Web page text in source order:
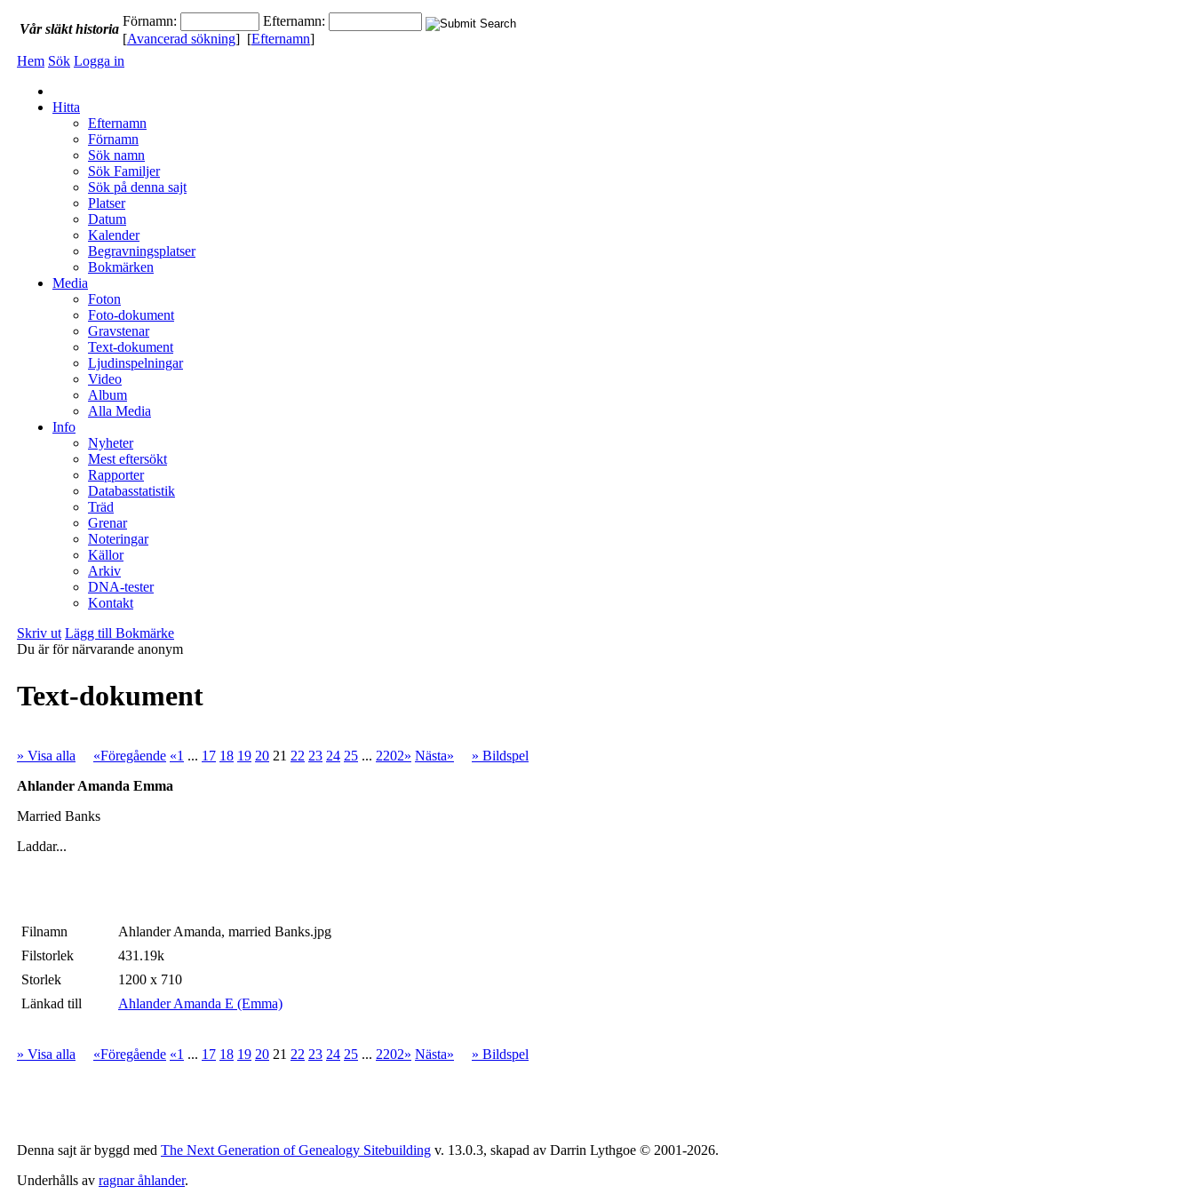
Vårsläkthistoria
Förnamn:
Efternamn:
[Avancerad sökning] [Efternamn]
Hem Sök Logga in
Hitta
Efternamn
Förnamn
Sök namn
Sök Familjer
Sök på denna sajt
Platser
Datum
Kalender
Begravningsplatser
Bokmärken
Media
Foton
Foto-dokument
Gravstenar
Text-dokument
Ljudinspelningar
Video
Album
Alla Media
Info
Nyheter
Mest eftersökt
Rapporter
Databasstatistik
Träd
Grenar
Noteringar
Källor
Arkiv
DNA-tester
Kontakt
Skriv ut Lägg till Bokmärke
Du är för närvarande anonym
Text-dokument
» Visa alla «Föregående «1 ... 17 18 19 20 21 22 23 24 25 ... 2202» Nästa»
» Bildspel
Ahlander Amanda Emma
Married Banks
Laddar...
Filnamn
Ahlander Amanda, married Banks.jpg
Filstorlek
431.19k
Storlek
1200 x 710
Länkad till
Ahlander Amanda E (Emma)
» Visa alla «Föregående «1 ... 17 18 19 20 21 22 23 24 25 ... 2202» Nästa» » Bildspel
Denna sajt är byggd med The Next Generation of Genealogy Sitebuilding v. 13.0.3, skapad av Darrin Lythgoe © 2001-2026.
Underhålls av ragnar åhlander.